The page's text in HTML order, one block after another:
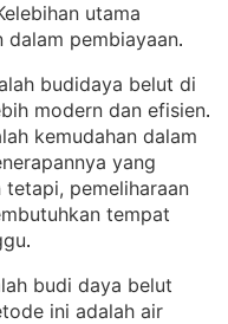
utama
dalam pembiayaan.
budidaya belut di
modern dan efisien
kemudahan dalam
yang
tetapi, pemeliharaan
tempat
.
budi daya belut
ini adalah air